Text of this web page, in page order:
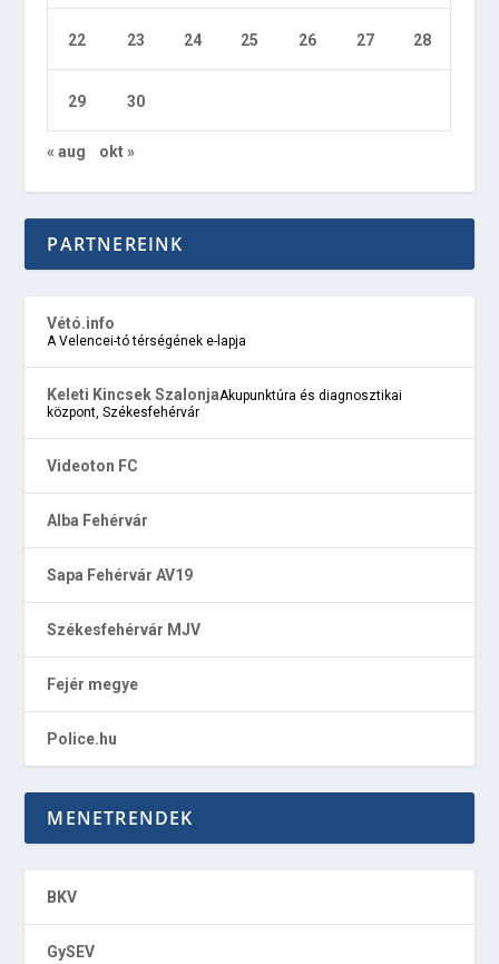
22 23 24 25 26 27 28
29 30
« aug okt »
PARTNEREINK
Vétó.info
A Velencei-tó térségének e-lapja
Keleti Kincsek SzalonjaAkupunktúra és diagnosztikai
központ, Székesfehérvár
Videoton FC
Alba Fehérvár
Sapa Fehérvár AV19
Székesfehérvár MJV
Fejér megye
Police.hu
MENETRENDEK
BKV
GySEV